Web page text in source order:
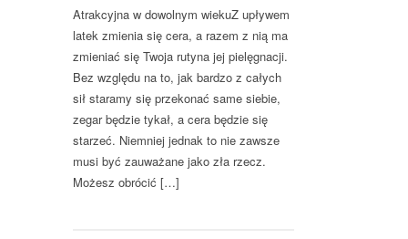
Atrakcyjna w dowolnym wiekuZ upływem
latek zmienia się cera, a razem z nią ma
zmieniać się Twoja rutyna jej pielęgnacji.
Bez względu na to, jak bardzo z całych
sił staramy się przekonać same siebie,
zegar będzie tykał, a cera będzie się
starzeć. Niemniej jednak to nie zawsze
musi być zauważane jako zła rzecz.
Możesz obrócić […]